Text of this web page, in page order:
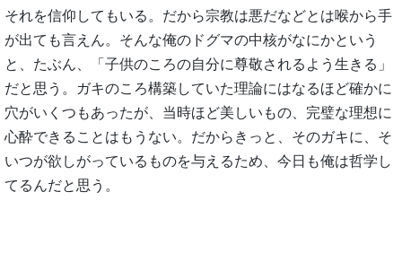
それを信仰してもいる。だから宗教は悪だなどとは喉から手
が出ても言えん。そんな俺のドグマの中核がなにかという
と、たぶん、「子供のころの自分に尊敬されるよう生きる」
だと思う。ガキのころ構築していた理論にはなるほど確かに
穴がいくつもあったが、当時ほど美しいもの、完璧な理想に
心酔できることはもうない。だからきっと、そのガキに、そ
いつが欲しがっているものを与えるため、今日も俺は哲学し
てるんだと思う。